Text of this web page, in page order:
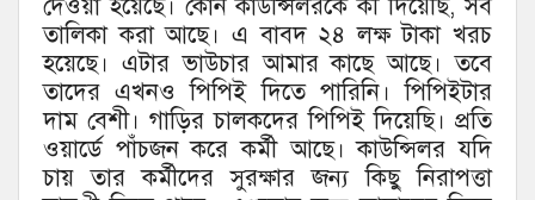
দেওয়া হয়েছে। কোন কাউন্সিলরকে কী দিয়েছি, সব
তালিকা করা আছে। এ বাবদ ২৪ লক্ষ টাকা খরচ
হয়েছে। এটার ভাউচার আমার কাছে আছে। তবে
তাদের এখনও পিপিই দিতে পারিনি। পিপিইটার
দাম বেশী। গাড়ির চালকদের পিপিই দিয়েছি। প্রতি
ওয়ার্ডে পাঁচজন করে কর্মী আছে। কাউন্সিলর যদি
চায় তার কর্মীদের সুরক্ষার জন্য কিছু নিরাপত্তা